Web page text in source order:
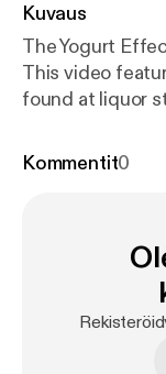
Kuvaus
The Yogurt
This video
found at liquor stores. #ColdOnes
megaphone.fm/
Kommentit0